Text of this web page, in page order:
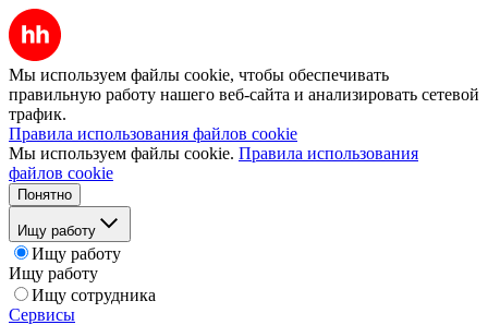
Мы используем файлы cookie, чтобы обеспечивать
правильную работу нашего веб-сайта и анализировать сетевой
трафик.
Правила использования файлов cookie
Мы используем файлы cookie. Правила использования
файлов cookie
Понятно
Ищу работу
Ищу работу
Ищу работу
Ищу сотрудника
Сервисы